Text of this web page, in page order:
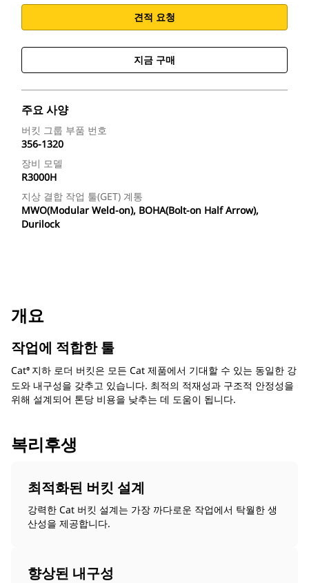
견적 요청
지금 구매
주요 사양
버킷 그룹 부품 번호
356-1320
장비 모델
R3000H
지상 결합 작업 툴(GET) 계통
MWO(Modular Weld-on), BOHA(Bolt-on Half Arrow),
Durilock
개요
작업에 적합한 툴
Cat® 지하 로더 버킷은 모든 Cat 제품에서 기대할 수 있는 동일한 강
도와 내구성을 갖추고 있습니다. 최적의 적재성과 구조적 안정성을
위해 설계되어 톤당 비용을 낮추는 데 도움이 됩니다.
복리후생
최적화된 버킷 설계
강력한 Cat 버킷 설계는 가장 까다로운 작업에서 탁월한 생
산성을 제공합니다.
향상된 내구성